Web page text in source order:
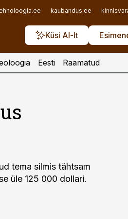
kaubandus.ee
Küsi AI-lt
Eesti Raamatud
tema silmis tähtsam
üle 125 000 dollari.